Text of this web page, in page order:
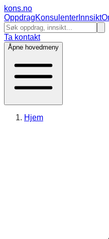
kons.no
OppdragKonsulenter Innsikt
Ta kontakt
Åpne hovedmeny
Hjem